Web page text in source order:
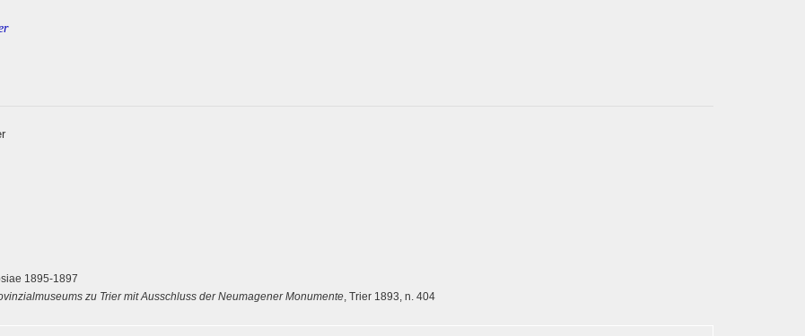
1895-1897
zu Trier mit Ausschluss der Neumagener Monumente, Trier 1893, n. 404